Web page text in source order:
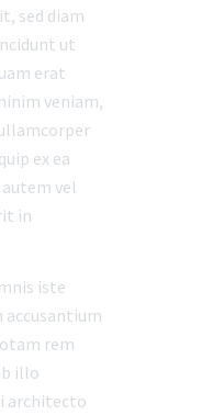
sed diam
ut
erat
veniam,
ex ea
vel
in
iste
rem
illo
architecto